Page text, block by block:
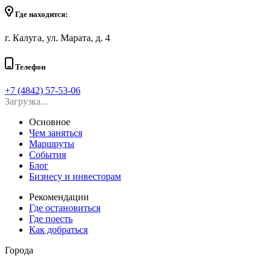
Где находится:
г. Калуга, ул. Марата, д. 4
Телефон
+7 (4842) 57-53-06
Загрузка...
Основное
Чем заняться
Маршруты
События
Блог
Бизнесу и инвесторам
Рекомендации
Где остановиться
Где поесть
Как добраться
Города